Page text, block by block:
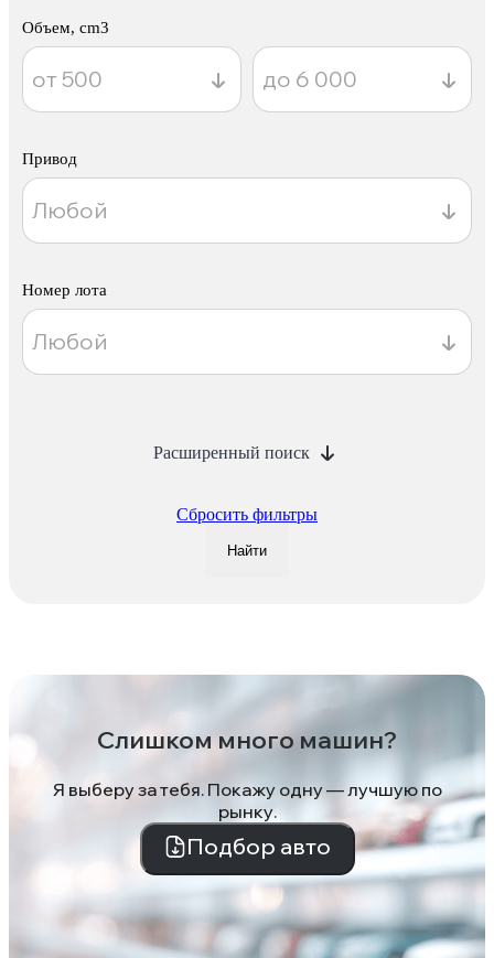
Объем, cm3
Привод
Номер лота
Расширенный поиск
Сбросить фильтры
Найти
Слишком много машин?
Я выберу за тебя. Покажу одну — лучшую по
рынку.
Подбор авто